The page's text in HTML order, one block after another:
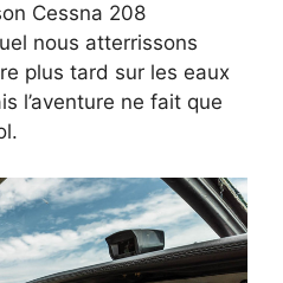
Cessna 208
nous atterrissons
plus tard sur les eaux
l’aventure ne fait que